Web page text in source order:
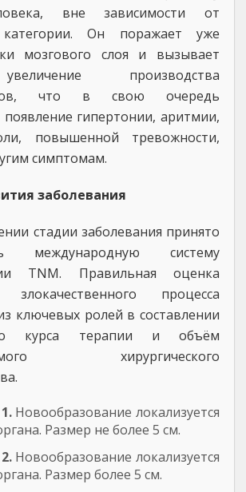
вне зависимости от
категории. Он поражает уже
мозгового слоя и вызывает
производства
что в свою очередь
гипертонии, аритмии,
повышенной тревожности,
симптомам.
заболевания
стадии заболевания принято
международную систему
TNM. Правильная оценка
злокачественного процесса
ключевых ролей в составлении
курса терапии и объём
хирургического
Новообразование локализуется
Размер не более 5 см.
Новообразование локализуется
Размер более 5 см.